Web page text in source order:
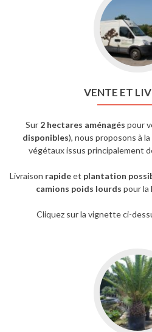
VENTE ET
Sur 2 hectares aménagés pour
disponibles), nous proposons à
végétaux issus principalement
Livraison rapideet plantation
camions poids lourds pour la
Cliquez sur la vignette ci-